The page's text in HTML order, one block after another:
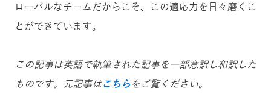
ローバルなチームだからこそ、この適応力を日々磨くこ
とができています。
この記事は英語で執筆された記事を一部意訳し和訳した
ものです。元記事はこちら をご覧ください。